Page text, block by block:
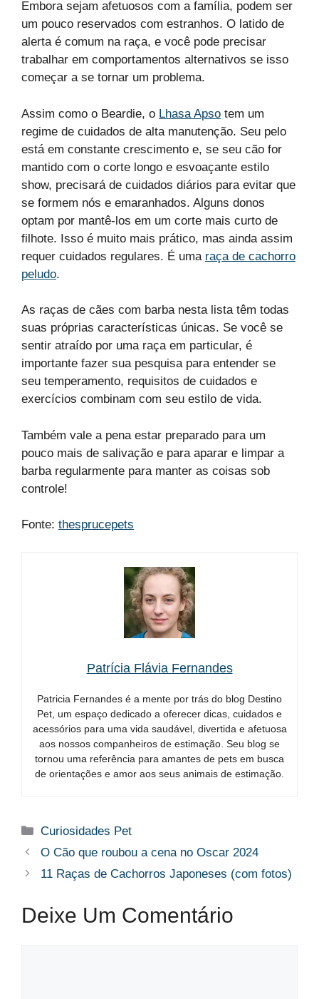
Embora sejam afetuosos com a família, podem ser
um pouco reservados com estranhos. O latido de
alerta é comum na raça, e você pode precisar
trabalhar em comportamentos alternativos se isso
começar a se tornar um problema.
Assim como o Beardie, o Lhasa Apso tem um
regime de cuidados de alta manutenção. Seu pelo
está em constante crescimento e, se seu cão for
mantido com o corte longo e esvoaçante estilo
show, precisará de cuidados diários para evitar que
se formem nós e emaranhados. Alguns donos
optam por mantê-los em um corte mais curto de
filhote. Isso é muito mais prático, mas ainda assim
requer cuidados regulares. É uma raça de cachorro
peludo.
As raças de cães com barba nesta lista têm todas
suas próprias características únicas. Se você se
sentir atraído por uma raça em particular, é
importante fazer sua pesquisa para entender se
seu temperamento, requisitos de cuidados e
exercícios combinam com seu estilo de vida.
Também vale a pena estar preparado para um
pouco mais de salivação e para aparar e limpar a
barba regularmente para manter as coisas sob
controle!
Fonte: thesprucepets
Patrícia Flávia Fernandes
Patricia Fernandes é a mente por trás do blog Destino
Pet, um espaço dedicado a oferecer dicas, cuidados e
acessórios para uma vida saudável, divertida e afetuosa
aos nossos companheiros de estimação. Seu blog se
tornou uma referência para amantes de pets em busca
de orientações e amor aos seus animais de estimação.
Categorias
Curiosidades Pet
O Cão que roubou a cena no Oscar 2024
11 Raças de Cachorros Japoneses (com fotos)
Deixe Um Comentário